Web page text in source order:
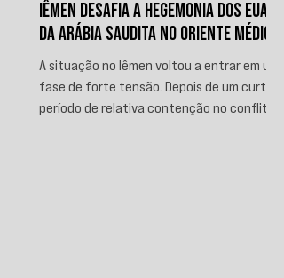
IÊMEN DESAFIA A HEGEMONIA DOS EUA E
DA ARÁBIA SAUDITA NO ORIENTE MÉDIO
A situação no Iêmen voltou a entrar em uma
fase de forte tensão. Depois de um curto
período de relativa contenção no conflito,